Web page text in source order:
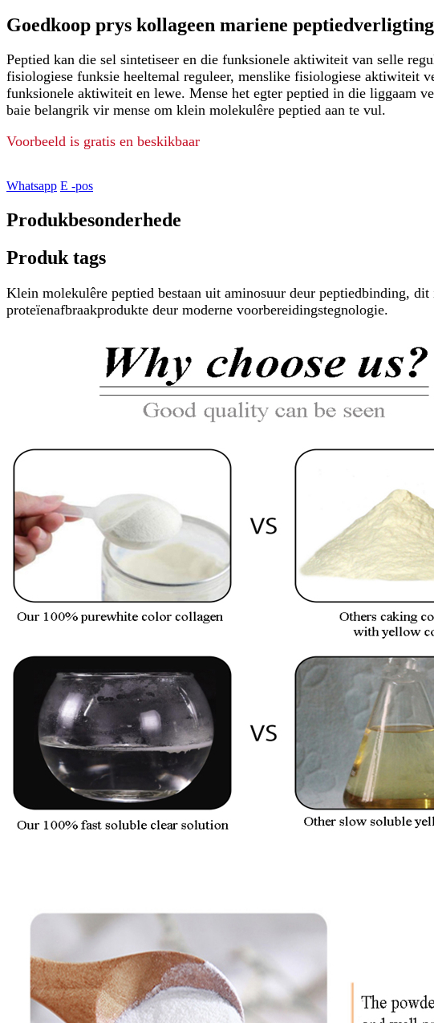
Goedkoop prys kollageen mariene
Peptied kan die sel sintetiseer en die funksionele aktiwiteit van selle
fisiologiese funksie heeltemal reguleer, menslike fisiologiese aktiwiteit
funksionele aktiwiteit en lewe. Mense het egter peptied in die liggaam
baie belangrik vir mense om klein molekulêre peptied aan te vul.
Voorbeeld is gratis en beskikbaar
Whatsapp E -pos
Produkbesonderhede
Produk tags
Klein molekulêre peptied bestaan ​​uit aminosuur deur peptiedbinding,
proteïenafbraakprodukte deur moderne voorbereidingstegnologie.